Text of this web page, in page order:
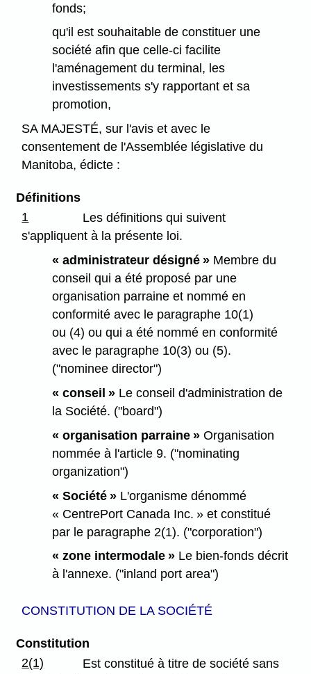
fonds;
qu'il est souhaitable de constituer une
société afin que celle-ci facilite
l'aménagement du terminal, les
investissements s'y rapportant et sa
promotion,
SA MAJESTÉ, sur l'avis et avec le
consentement de l'Assemblée législative du
Manitoba, édicte :
Définitions
1
Les définitions qui suivent
s'appliquent à la présente loi.
« administrateur désigné » Membre du
conseil qui a été proposé par une
organisation parraine et nommé en
conformité avec le paragraphe 10(1)
ou (4) ou qui a été nommé en conformité
avec le paragraphe 10(3) ou (5).
("nominee director")
« conseil » Le conseil d'administration de
la Société. ("board")
« organisation parraine » Organisation
nommée à l'article 9. ("nominating
organization")
« Société » L'organisme dénommé
« CentrePort Canada Inc. » et constitué
par le paragraphe 2(1). ("corporation")
« zone intermodale » Le bien-fonds décrit
à l'annexe. ("inland port area")
CONSTITUTION DE LA SOCIÉTÉ
Constitution
2(1)
Est constitué à titre de société sans